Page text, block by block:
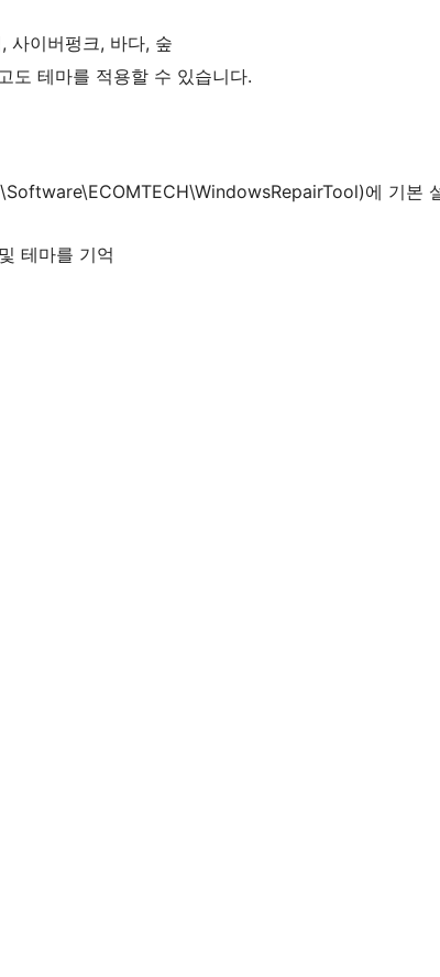
사이버펑크, 바다, 숲
도 테마를 적용할 수 있습니다.
에 기본
테마를 기억